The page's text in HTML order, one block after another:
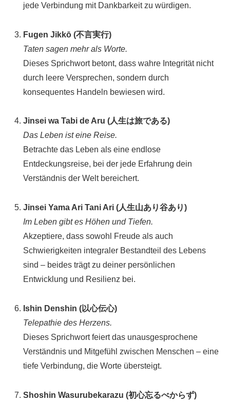
jede Verbindung mit Dankbarkeit zu würdigen.
Fugen Jikkō (不言実行)
Taten sagen mehr als Worte.
Dieses Sprichwort betont, dass wahre Integrität nicht
durch leere Versprechen, sondern durch
konsequentes Handeln bewiesen wird.
Jinsei wa Tabi de Aru (人生は旅である)
Das Leben ist eine Reise.
Betrachte das Leben als eine endlose
Entdeckungsreise, bei der jede Erfahrung dein
Verständnis der Welt bereichert.
Jinsei Yama Ari Tani Ari (人生山あり谷あり)
Im Leben gibt es Höhen und Tiefen.
Akzeptiere, dass sowohl Freude als auch
Schwierigkeiten integraler Bestandteil des Lebens
sind – beides trägt zu deiner persönlichen
Entwicklung und Resilienz bei.
Ishin Denshin (以心伝心)
Telepathie des Herzens.
Dieses Sprichwort feiert das unausgesprochene
Verständnis und Mitgefühl zwischen Menschen – eine
tiefe Verbindung, die Worte übersteigt.
Shoshin Wasurubekarazu (初心忘るべからず)